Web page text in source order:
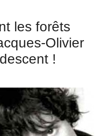
les forêts
Olivier
!